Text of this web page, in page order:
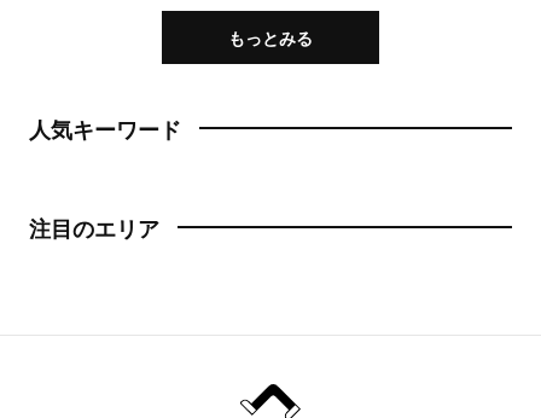
もっとみる
人気キーワード
注目のエリア